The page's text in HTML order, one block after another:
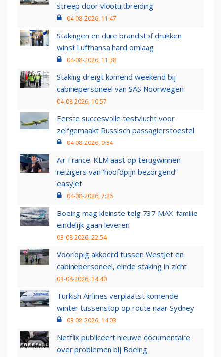
streep door vlootuitbreiding
04-08-2026, 11:47
Stakingen en dure brandstof drukken
winst Lufthansa hard omlaag
04-08-2026, 11:38
Staking dreigt komend weekend bij
cabinepersoneel van SAS Noorwegen
04-08-2026, 10:57
Eerste succesvolle testvlucht voor
zelfgemaakt Russisch passagierstoestel
04-08-2026, 9:54
Air France-KLM aast op terugwinnen
reizigers van ‘hoofdpijn bezorgend’
easyJet
04-08-2026, 7:26
Boeing mag kleinste telg 737 MAX-familie
eindelijk gaan leveren
03-08-2026, 22:54
Voorlopig akkoord tussen WestJet en
cabinepersoneel, einde staking in zicht
03-08-2026, 14:40
Turkish Airlines verplaatst komende
winter tussenstop op route naar Sydney
03-08-2026, 14:03
Netflix publiceert nieuwe documentaire
over problemen bij Boeing